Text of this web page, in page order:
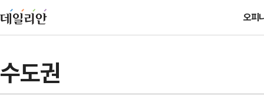
오피
수도권